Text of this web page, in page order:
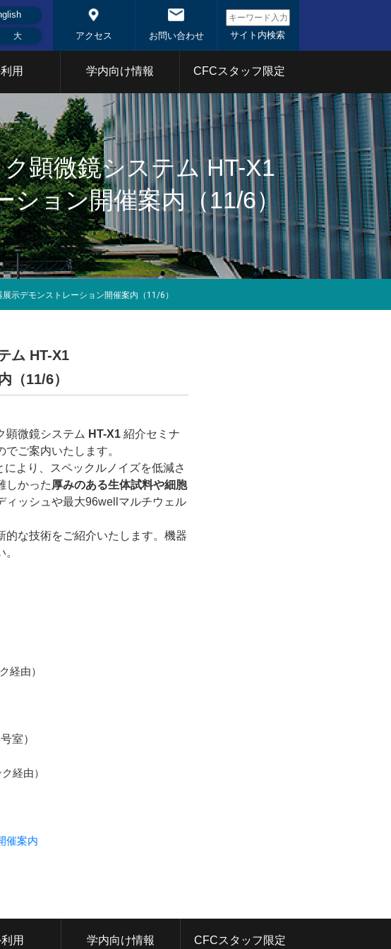
大 アクセス お問い合わせ
統合設備共用システム概
要
東京科学大学コアファシ
リティ事業
設計製作部門 分析部門
安全管理 放射線部門
設備共用推進体
統合設備共用システム
2022年 2021年 2020年
2022年 2021年 2020年
用 学内向け情報 CFCスタッフ限定
示デモンストレーション開催案内（11/6）
顕微鏡システム HT-X1
ョン開催案内（11/6）
ム HT-X1
（11/6）
顕微鏡システム HT-X1 紹介セミナ
ご案内いたします。
より、スペックルノイズを低減さ
しかった 厚みのある生体試料や細胞
ィッシュや最大96wellマルチウェル
な技術をご紹介いたします。 機器
経由）
室）
経由）
催案内
用 学内向け情報 CFCスタッフ限定